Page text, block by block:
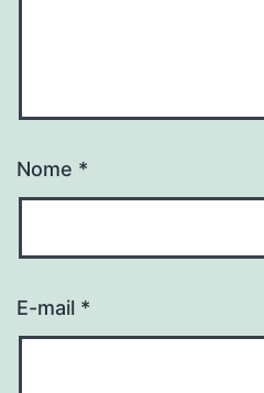
Nome *
E-mail *